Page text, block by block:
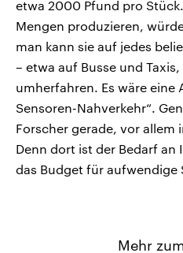
etwa 2000 Pfund pro
Mengen produzieren,
man kann sie auf jedes
– etwa auf Busse und
umherfahren. Es wäre eine
Sensoren-Nahverkehr“.
Forscher gerade, vor allem
Denn dort ist der Bedarf
das Budget für aufwendige
Mehr